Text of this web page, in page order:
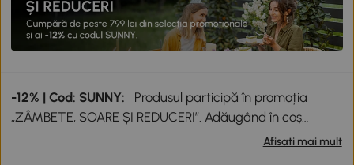
-12% | Cod: SUNNY:
Produsul participă în promoția
„ZÂMBETE, SOARE ȘI REDUCERI”. Adăugând în coș
produse participante în valoare totală de peste 799 lei,
Afisati mai mult